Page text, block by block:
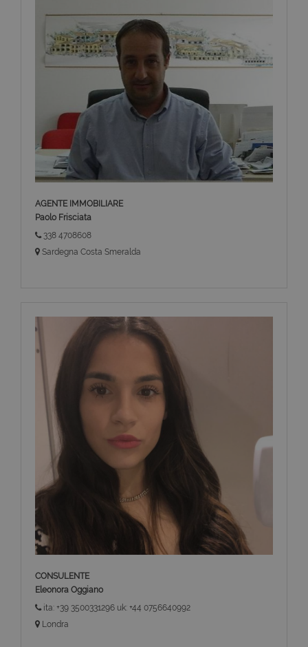
AGENTE IMMOBILIARE
Paolo Frisciata
338 4708608
Sardegna Costa Smeralda
CONSULENTE
Eleonora Oggiano
ita: +39 3500331296 uk: +44 0756640992
Londra